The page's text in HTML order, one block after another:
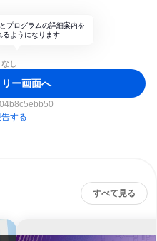
プログラムの詳細案内を
るようになります
し
ー画面へ
する
すべて見る